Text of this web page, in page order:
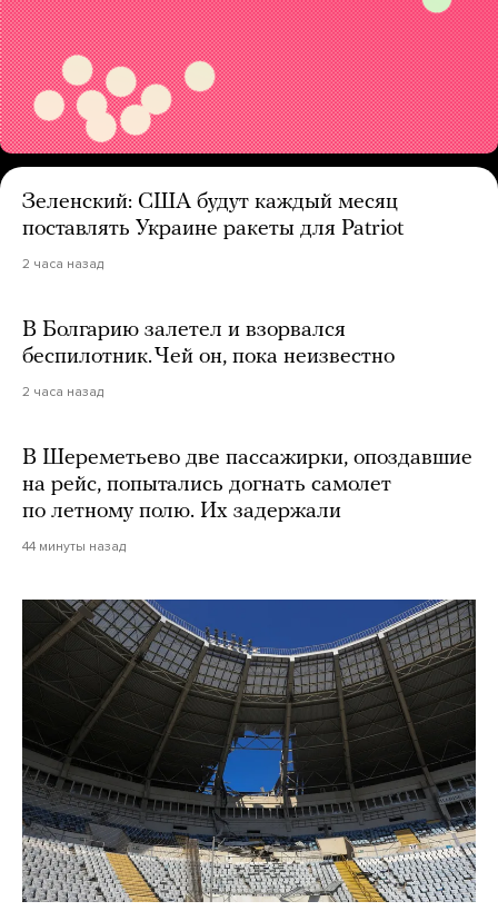
Зеленский: США будут каждый месяц
поставлять Украине ракеты для Patriot
2 часа назад
В Болгарию залетел и взорвался
беспилотник. Чей он, пока неизвестно
2 часа назад
В Шереметьево две пассажирки, опоздавшие
на рейс, попытались догнать самолет
по летному полю. Их задержали
44 минуты назад